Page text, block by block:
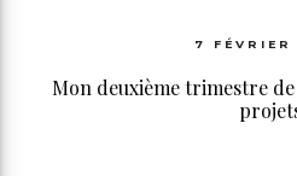
7
Mon deuxième trimestre